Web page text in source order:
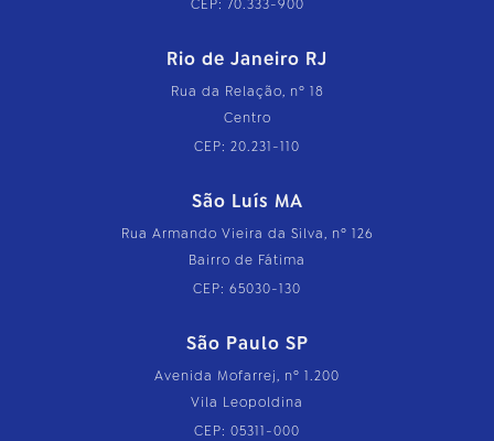
CEP: 70.333-900
Rio de Janeiro RJ
Rua da Relação, nº 18
Centro
CEP: 20.231-110
São Luís MA
Rua Armando Vieira da Silva, nº 126
Bairro de Fátima
CEP: 65030-130
São Paulo SP
Avenida Mofarrej, nº 1.200
Vila Leopoldina
CEP: 05311-000